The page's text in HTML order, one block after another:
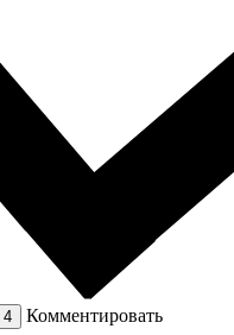
4 Комментировать